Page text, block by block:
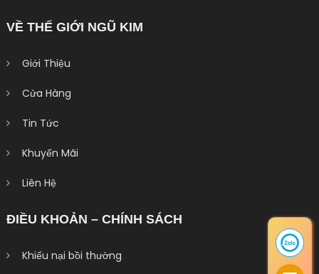
VỀ THẾ GIỚI NGŨ KIM
Giới Thiệu
Cửa Hàng
Tin Tức
Khuyến Mãi
Liên Hệ
ĐIỀU KHOẢN – CHÍNH SÁCH
Khiếu nại bồi thường